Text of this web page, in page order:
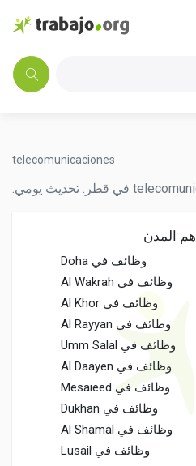
telecomunicaciones
أهم المدن
وظائف في Doha
وظائف في Al Wakrah
وظائف في Al Khor
وظائف في Al Rayyan
وظائف في Umm Salal
وظائف في Al Daayen
وظائف في Mesaieed
وظائف في Dukhan
وظائف في Al Shamal
وظائف في Lusail